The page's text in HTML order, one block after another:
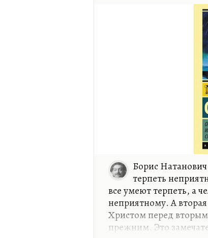
Борис
терпеть
все умеют терпеть, а
неприятному. А
Христом перед
прежним. Это